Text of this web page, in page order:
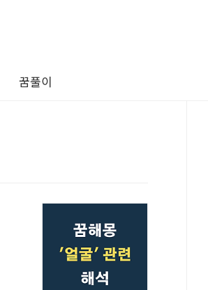
꿈풀이